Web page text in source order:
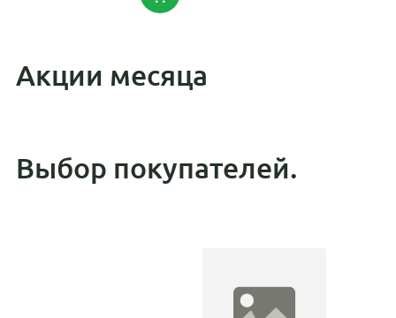
Акции месяца
Выбор покупателей.